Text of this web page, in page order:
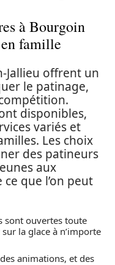
à Bourgoin
famille
Jallieu offrent un
le patinage,
disponibles,
variés et
Les choix
des patineurs
aux
que l’on peut
sont ouvertes toute
la glace à n’importe
animations, et des